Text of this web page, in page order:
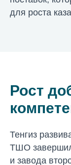
для роста
Рост
Тенгиз
ТШО завершил
и завода